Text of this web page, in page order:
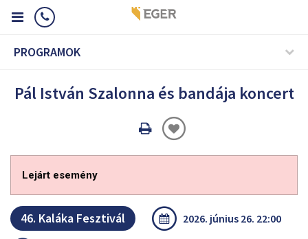
PROGRAMOK
Pál István Szalonna és bandája koncert
Oldal
Lejárt esemény
46. Kaláka Fesztivál 2026. június 26. 22:00